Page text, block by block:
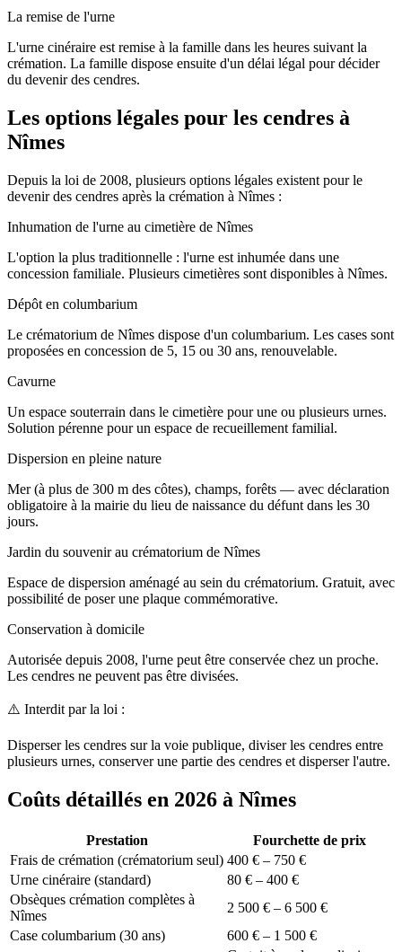
La remise de l'urne
L'urne cinéraire est remise à la famille dans les heures suivant la
crémation. La famille dispose ensuite d'un délai légal pour décider
du devenir des cendres.
Les options légales pour les cendres à
Nîmes
Depuis la loi de 2008, plusieurs options légales existent pour le
devenir des cendres après la crémation à Nîmes :
Inhumation de l'urne au cimetière de Nîmes
L'option la plus traditionnelle : l'urne est inhumée dans une
concession familiale. Plusieurs cimetières sont disponibles à Nîmes.
Dépôt en columbarium
Le crématorium de Nîmes dispose d'un columbarium. Les cases sont
proposées en concession de 5, 15 ou 30 ans, renouvelable.
Cavurne
Un espace souterrain dans le cimetière pour une ou plusieurs urnes.
Solution pérenne pour un espace de recueillement familial.
Dispersion en pleine nature
Mer (à plus de 300 m des côtes), champs, forêts — avec déclaration
obligatoire à la mairie du lieu de naissance du défunt dans les 30
jours.
Jardin du souvenir au crématorium de Nîmes
Espace de dispersion aménagé au sein du crématorium. Gratuit, avec
possibilité de poser une plaque commémorative.
Conservation à domicile
Autorisée depuis 2008, l'urne peut être conservée chez un proche.
Les cendres ne peuvent pas être divisées.
⚠️ Interdit par la loi :
Disperser les cendres sur la voie publique, diviser les cendres entre
plusieurs urnes, conserver une partie des cendres et disperser l'autre.
Coûts détaillés en 2026 à Nîmes
Prestation
Fourchette de prix
Frais de crémation (crématorium seul) 400 € – 750 €
Urne cinéraire (standard)
80 € – 400 €
Obsèques crémation complètes à
Nîmes
2 500 € – 6 500 €
Case columbarium (30 ans)
600 € – 1 500 €